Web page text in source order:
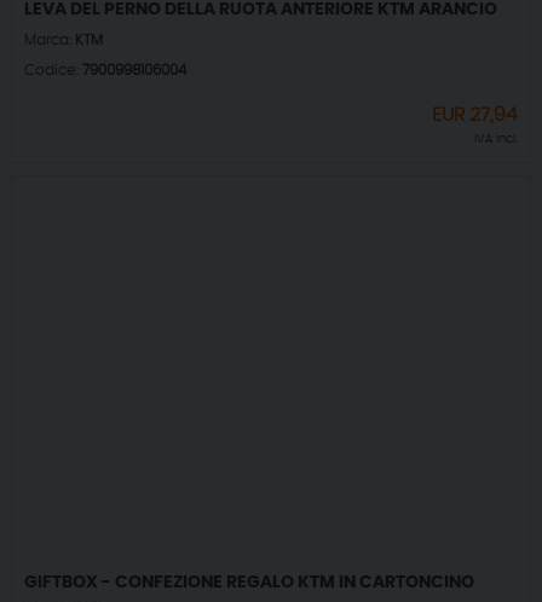
LEVA DEL PERNO DELLA RUOTA ANTERIORE KTM ARANCIO
Marca: KTM
Codice: 7900998106004
EUR 27,94
IVA incl.
GIFTBOX - CONFEZIONE REGALO KTM IN CARTONCINO